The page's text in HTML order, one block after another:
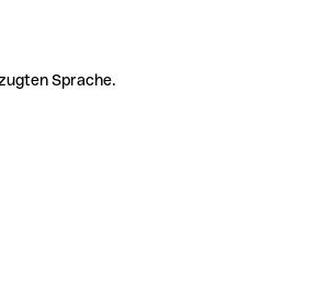
Sprache.